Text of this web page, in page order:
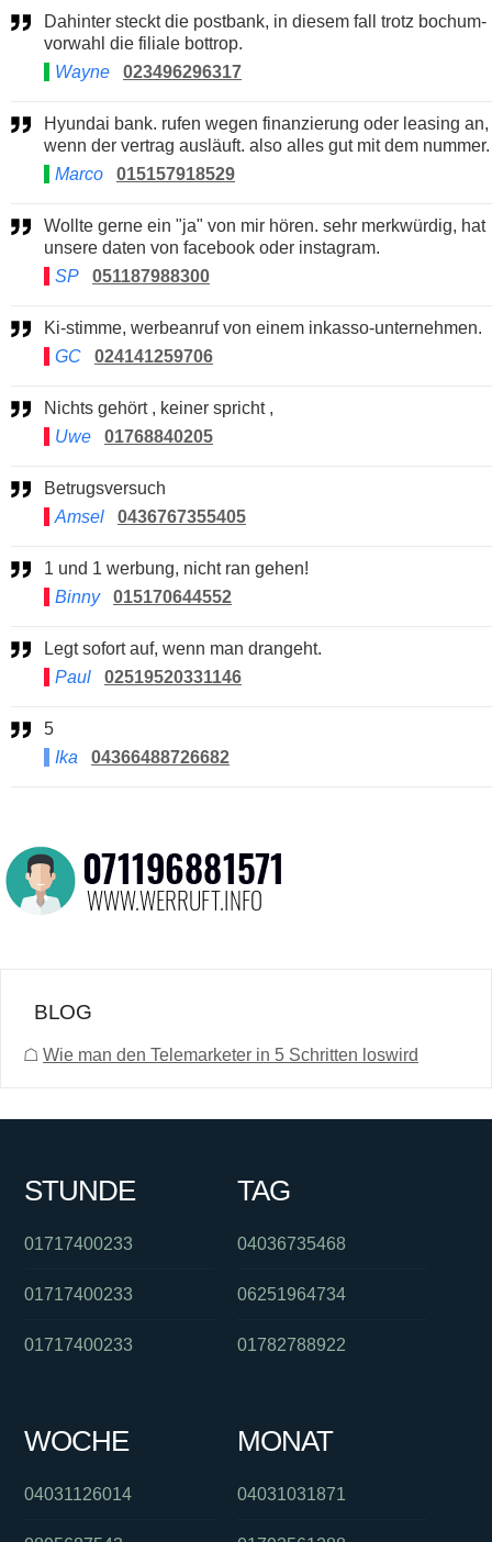
Dahinter steckt die postbank, in diesem fall trotz bochum-
vorwahl die filiale bottrop.
Wayne
023496296317
Hyundai bank. rufen wegen finanzierung oder leasing an,
wenn der vertrag ausläuft. also alles gut mit dem nummer.
Marco
015157918529
Wollte gerne ein "ja" von mir hören. sehr merkwürdig, hat
unsere daten von facebook oder instagram.
SP
051187988300
Ki-stimme, werbeanruf von einem inkasso-unternehmen.
GC
024141259706
Nichts gehört , keiner spricht ,
Uwe
01768840205
Betrugsversuch
Amsel
0436767355405
1 und 1 werbung, nicht ran gehen!
Binny
015170644552
Legt sofort auf, wenn man drangeht.
Paul
02519520331146
5
Ika
04366488726682
BLOG
☖ Wie man den Telemarketer in 5 Schritten loswird
STUNDE
01717400233
01717400233
01717400233
TAG
04036735468
06251964734
01782788922
WOCHE
04031126014
MONAT
04031031871